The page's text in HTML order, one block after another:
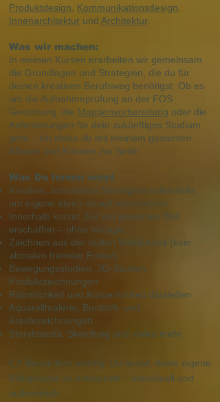
Produktdesign
Kommunikationsdesign
Innenarchitektur und Architektur.
Was wir machen:
In meinen Kursen erarbeiten wir gemeinsam
die Grundlagen und Strategien, die du für
deinen kreativen Berufsweg benötigst. Ob es
um die Aufnahmeprüfung an der FOS
Gestaltung, die Mappenvorbereitung oder die
Anforderungen für dein zukünftiges Studium
geht – ich stehe dir mit meinem gesamten
Wissen und Können zur Seite.
Was Du lernen wirst
Kreative, assoziative Strategien entwickeln,
um eigene Ideen visuell umzusetzen
Innerhalb kurzer Zeit ein gesamtes Bild
erschaffen – ohne Vorlage
Zeichnen aus der realen Wirklichkeit (kein
abmalen fremder Fotos!)
Bewegungsstudien, 3D-Studien,
Produktzeichnungen
Räumlichkeit und Körperlichkeit darstellen
Aquarellmalerei, Buntstift- und
Kreidezeichnungen
Storyboards, Sketching und vieles mehr
👉 Besonders wichtig: Du lernst, deine eigene
Bildsprache zu entwickeln – individuell und
authentisch.